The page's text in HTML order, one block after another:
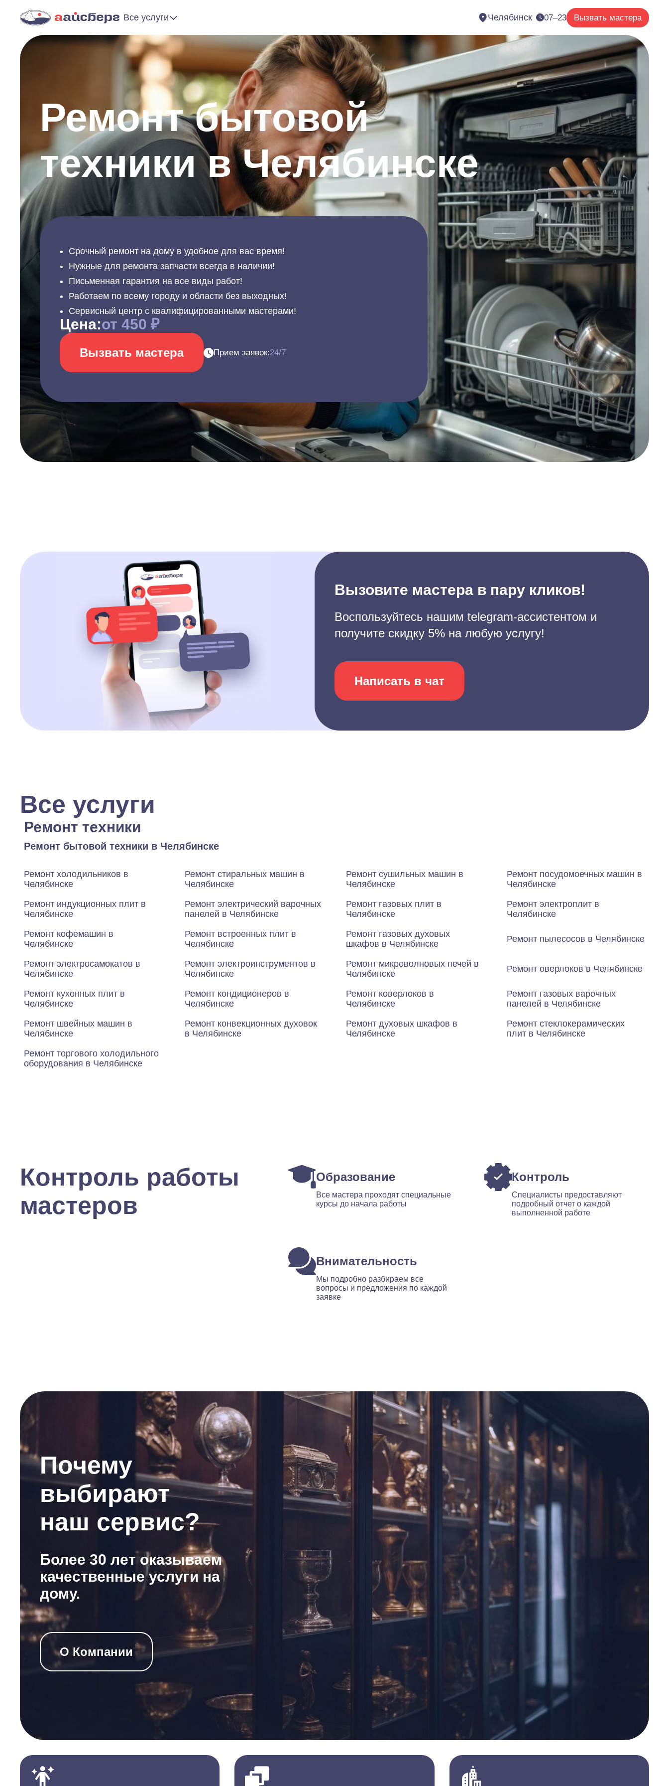
Все услуги Челябинск 07–23 Вызвать мастера
Ремонт бытовой
техники в Челябинске
Срочный ремонт на дому в удобное для вас время!
Нужные для ремонта запчасти всегда в наличии!
Письменная гарантия на все виды работ!
Работаем по всему городу и области без выходных!
Сервисный центр с квалифицированными мастерами!
Цена:от 450 ₽
Вызвать мастера Прием заявок:24/7
Вызовите мастера в пару кликов!
Воспользуйтесь нашим telegram-ассистентом и
получите скидку 5% на любую услугу!
Написать в чат
Все услуги
Ремонт техники
Ремонт бытовой техники в Челябинске
Ремонт холодильников в
Челябинске
Ремонт стиральных машин в
Челябинске
Ремонт сушильных машин в
Челябинске
Ремонт посудомоечных машин в
Челябинске
Ремонт индукционных плит в
Челябинске
Ремонт электрический варочных
панелей в Челябинске
Ремонт газовых плит в
Челябинске
Ремонт электроплит в
Челябинске
Ремонт кофемашин в
Челябинске
Ремонт встроенных плит в
Челябинске
Ремонт газовых духовых
шкафов в Челябинске
Ремонт пылесосов в Челябинске
Ремонт электросамокатов в
Челябинске
Ремонт электроинструментов в
Челябинске
Ремонт микроволновых печей в
Челябинске
Ремонт оверлоков в Челябинске
Ремонт кухонных плит в
Челябинске
Ремонт кондиционеров в
Челябинске
Ремонт коверлоков в
Челябинске
Ремонт газовых варочных
панелей в Челябинске
Ремонт швейных машин в
Челябинске
Ремонт конвекционных духовок
в Челябинске
Ремонт духовых шкафов в
Челябинске
Ремонт стеклокерамических
плит в Челябинске
Ремонт торгового холодильного
оборудования в Челябинске
Контроль работы
мастеров
Образование
Все мастера проходят специальные
курсы до начала работы
Контроль
Специалисты предоставляют
подробный отчет о каждой
выполненной работе
Внимательность
Мы подробно разбираем все
вопросы и предложения по каждой
заявке
Почему
выбирают
наш сервис?
Более 30 лет оказываем
качественные услуги на
дому.
О Компании